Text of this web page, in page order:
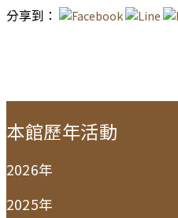
分享到：
本館歷年活動
2026年
2025年